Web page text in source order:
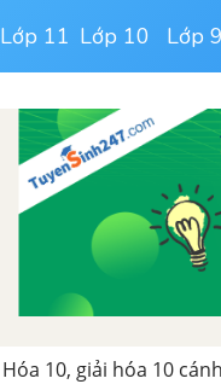
Lớp 11 Lớp 10 Lớp 9
Hóa 10, giải hóa 10